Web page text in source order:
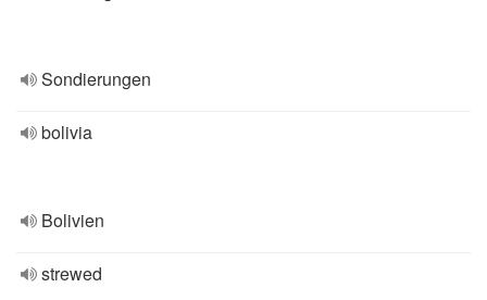
Sondierungen
bolivia
Bolivien
strewed